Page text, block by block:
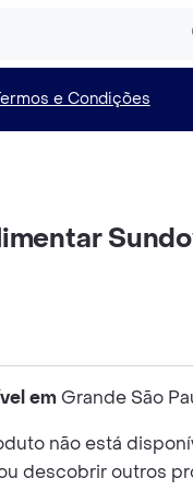
e Condições
emGrande São
não está
descobrir outros